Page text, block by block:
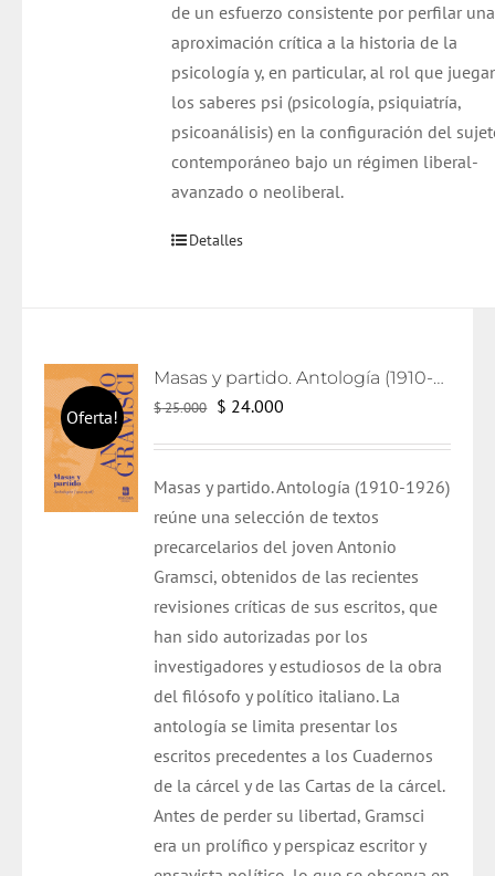
de un esfuerzo consistente por perfilar una
aproximación crítica a la historia de la
psicología y, en particular, al rol que
los saberes psi (psicología, psiquiatría,
psicoanálisis) en la configuración del
contemporáneo bajo un régimen liberal-
avanzado o neoliberal.
Detalles
Oferta!
Masas y partido. Antología (1910-1926)
$25.000 El
era:
$ 25.000.
$ 24.000
es:
$ 24.000.
Masas y partido. Antología (1910-1926)
reúne una selección de textos
precarcelarios del joven Antonio
Gramsci, obtenidos de las recientes
revisiones críticas de sus escritos, que
han sido autorizadas por los
investigadores y estudiosos de la obra
del filósofo y político italiano. La
antología se limita presentar los
escritos precedentes a los Cuadernos
de la cárcel y de las Cartas de la cárcel.
Antes de perder su libertad, Gramsci
era un prolífico y perspicaz escritor y